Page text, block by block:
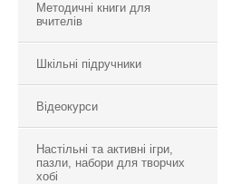
Методичні книги для
вчителів
Шкільні підручники
Відеокурси
Настільні та активні ігри,
пазли, набори для творчих
хобі